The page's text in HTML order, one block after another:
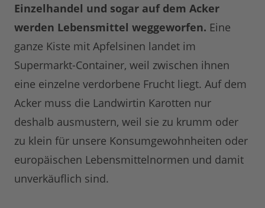
Einzelhandel und sogar auf dem Acker
werden Lebensmittel weggeworfen. Eine
ganze Kiste mit Apfelsinen landet im
Supermarkt-Container, weil zwischen ihnen
eine einzelne verdorbene Frucht liegt. Auf dem
Acker muss die Landwirtin Karotten nur
deshalb ausmustern, weil sie zu krumm oder
zu klein für unsere Konsumgewohnheiten oder
europäischen Lebensmittelnormen und damit
unverkäuflich sind.